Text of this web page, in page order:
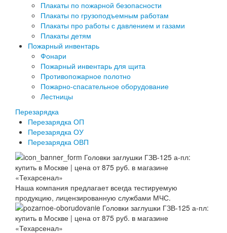
Плакаты по пожарной безопасности
Плакаты по грузоподъемным работам
Плакаты про работы с давлением и газами
Плакаты детям
Пожарный инвентарь
Фонари
Пожарный инвентарь для щита
Противопожарное полотно
Пожарно-спасательное оборудование
Лестницы
Перезарядка
Перезарядка ОП
Перезарядка ОУ
Перезарядка ОВП
Наша компания предлагает всегда тестируемую
продукцию, лицензированную службами МЧС.